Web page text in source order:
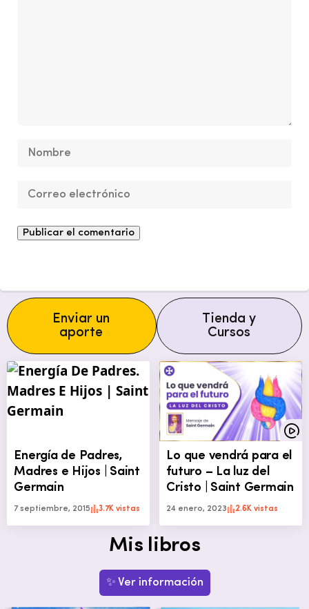
Enviar un
aporte
Tienda y
Cursos
Energía de Padres,
Madres e Hijos | Saint
Germain
7 septiembre, 2015 3.7K vistas
Lo que vendrá para el
futuro – La luz del
Cristo | Saint Germain
24 enero, 2023 2.6K vistas
Mis libros
✨ Ver información